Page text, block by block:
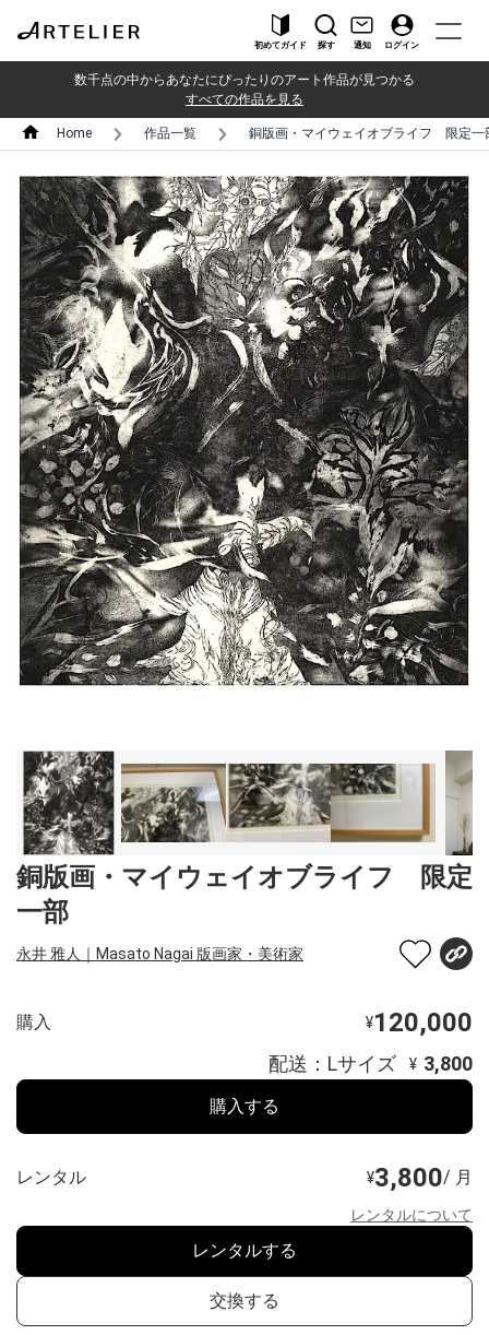
初めてガイド 探す 通知 ログイン
数千点の中からあなたにぴったりのアート作品が見つかる
すべての作品を見る
Home 作品一覧 銅版画・マイウェイオブライフ 限定一
銅版画・マイウェイオブライフ 限定
一部
永井 雅人｜Masato Nagai 版画家・美術家
購入 ¥120,000
配送：Lサイズ ¥ 3,800
購入する
レンタル ¥3,800/ 月
レンタルについて
レンタルする
交換する